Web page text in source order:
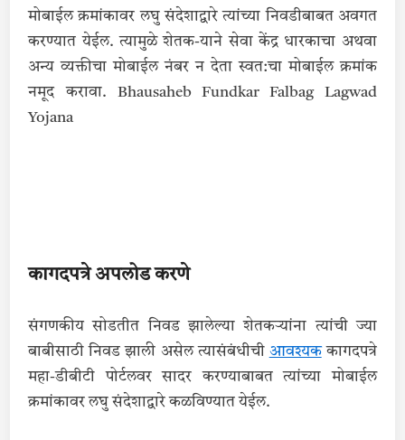
मोबाईल क्रमांकावर लघु संदेशाद्वारे त्यांच्या निवडीबाबत अवगत
करण्यात येईल. त्यामुळे शेतक-याने सेवा केंद्र धारकाचा अथवा
अन्य व्यक्तीचा मोबाईल नंबर न देता स्वत:चा मोबाईल क्रमांक
नमूद करावा. Bhausaheb Fundkar Falbag Lagwad
Yojana
कागदपत्रे अपलोड करणे
संगणकीय सोडतीत निवड झालेल्या शेतकऱ्यांना त्यांची ज्या
बाबीसाठी निवड झाली असेल त्यासंबंधीची आवश्यककागदपत्रे
महा-डीबीटी पोर्टलवर सादर करण्याबाबत त्यांच्या मोबाईल
क्रमांकावर लघु संदेशाद्वारे कळविण्यात येईल.